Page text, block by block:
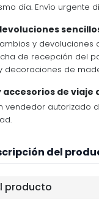
día. Envío urgente
y devoluciones
de recepción del
decoraciones de
accesorios de viaje
vendedor autorizado
del
producto